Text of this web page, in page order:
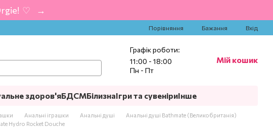
♡ ‍ →
Порівняння Бажання Вхід
Графік роботи:
11:00 - 18:00
Пн - Пт
Мій кошик
здоров'яБДСМБілизнаІгри та сувеніриІнше
Анальні іграшки Анальні душі
Анальні душі Bathmate (Великобританія)
Hydro Rocket Douche